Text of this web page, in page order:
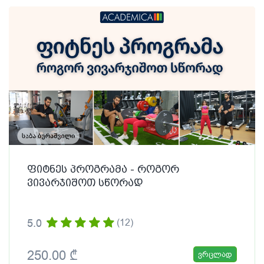
ფიტნეს პროგრამა - როგორ
ვივარჯიშოთ სწორად
5.0 (12)
250.00 ₾ ვრცლად